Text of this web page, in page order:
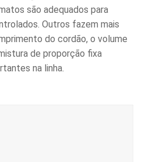
são adequados para
Outros fazem mais
do cordão, o volume
de proporção fixa
na linha.